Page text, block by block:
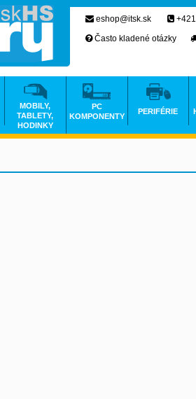
eshop@itsk.sk
Často kladené otázky
MOBILY,
TABLETY,
HODINKY
PC
KOMPONENTY
PERIFÉRIE